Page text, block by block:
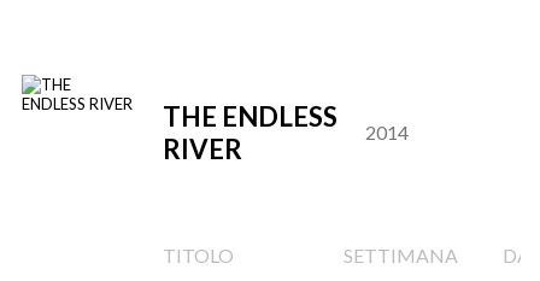
THE ENDLESS
RIVER
2014
TITOLO SETTIMANA